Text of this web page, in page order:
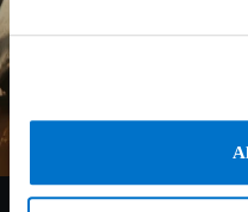
7.1/10 2022